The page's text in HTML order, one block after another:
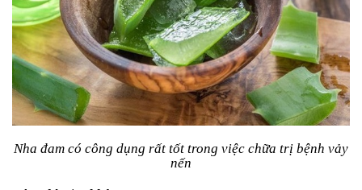
Nha đam có công dụng rất tốt trong việc chữa trị bệnh vảy
nến